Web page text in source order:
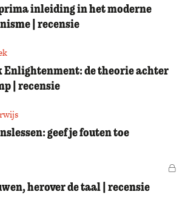
inleiding in het moderne
| recensie
Enlightenment: de theorie achter
| recensie
geef je fouten toe
herover de taal | recensie